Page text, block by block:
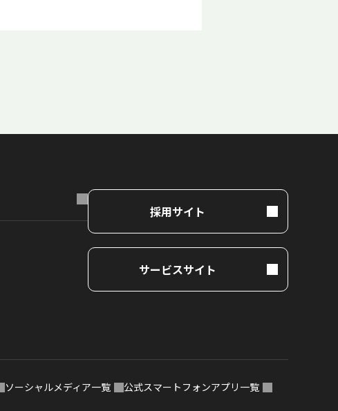
採用サイト
サービスサイト
ソーシャルメディア一覧 公式スマートフォンアプリ一覧